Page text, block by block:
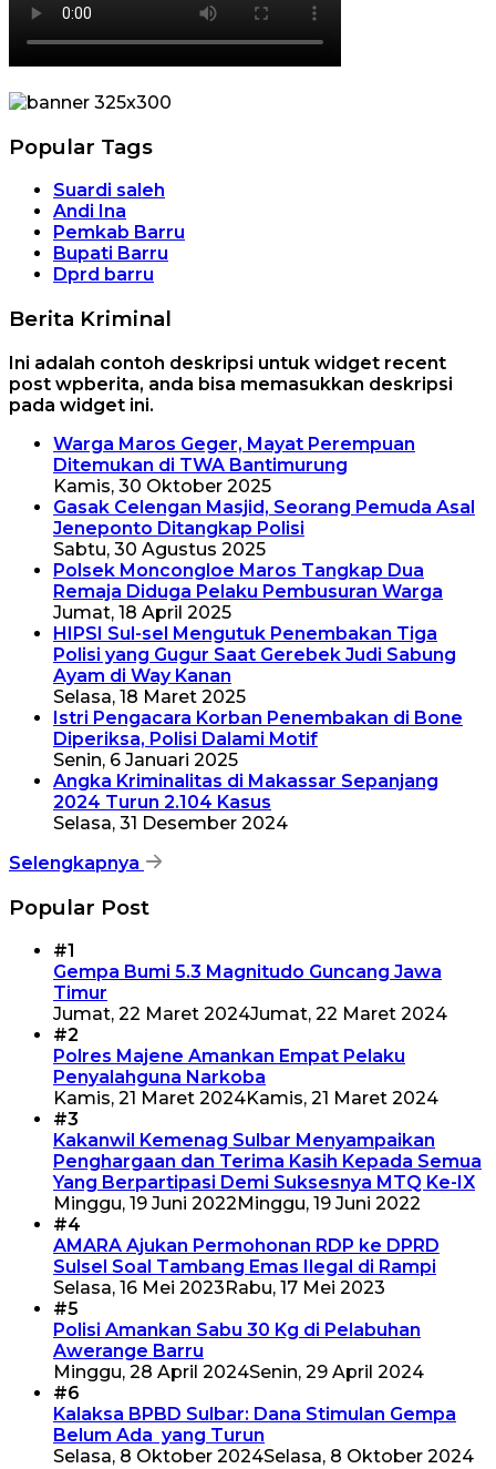
Popular Tags
Suardi saleh
Andi Ina
Pemkab Barru
Bupati Barru
Dprd barru
Berita Kriminal
Ini adalah contoh deskripsi untuk widget recent
post wpberita, anda bisa memasukkan deskripsi
pada widget ini.
Warga Maros Geger, Mayat Perempuan
Ditemukan di TWA Bantimurung
Kamis, 30 Oktober 2025
Gasak Celengan Masjid, Seorang Pemuda Asal
Jeneponto Ditangkap Polisi
Sabtu, 30 Agustus 2025
Polsek Moncongloe Maros Tangkap Dua
Remaja Diduga Pelaku Pembusuran Warga
Jumat, 18 April 2025
HIPSI Sul-sel Mengutuk Penembakan Tiga
Polisi yang Gugur Saat Gerebek Judi Sabung
Ayam di Way Kanan
Selasa, 18 Maret 2025
Istri Pengacara Korban Penembakan di Bone
Diperiksa, Polisi Dalami Motif
Senin, 6 Januari 2025
Angka Kriminalitas di Makassar Sepanjang
2024 Turun 2.104 Kasus
Selasa, 31 Desember 2024
Selengkapnya
Popular Post
#1
Gempa Bumi 5.3 Magnitudo Guncang Jawa
Timur
Jumat, 22 Maret 2024Jumat, 22 Maret 2024
#2
Polres Majene Amankan Empat Pelaku
Penyalahguna Narkoba
Kamis, 21 Maret 2024Kamis, 21 Maret 2024
#3
Kakanwil Kemenag Sulbar Menyampaikan
Penghargaan dan Terima Kasih Kepada Semua
Yang Berpartipasi Demi Suksesnya MTQ Ke-IX
Minggu, 19 Juni 2022 Minggu, 19 Juni 2022
#4
AMARA Ajukan Permohonan RDP ke DPRD
Sulsel Soal Tambang Emas Ilegal di Rampi
Selasa, 16 Mei 2023 Rabu, 17 Mei 2023
#5
Polisi Amankan Sabu 30 Kg di Pelabuhan
Awerange Barru
Minggu, 28 April 2024Senin, 29 April 2024
#6
Kalaksa BPBD Sulbar: Dana Stimulan Gempa
Belum Ada yang Turun
Selasa, 8 Oktober 2024Selasa, 8 Oktober 2024